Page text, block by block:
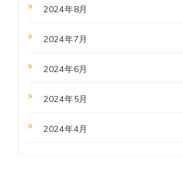
2024年8月
2024年7月
2024年6月
2024年5月
2024年4月